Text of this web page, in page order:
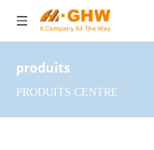
produits
PRODUITS CENTRE